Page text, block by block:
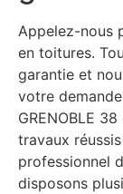
Appelez-nous
en toitures.
garantie et
votre
GRENOBLE
travaux
professionnel
disposons